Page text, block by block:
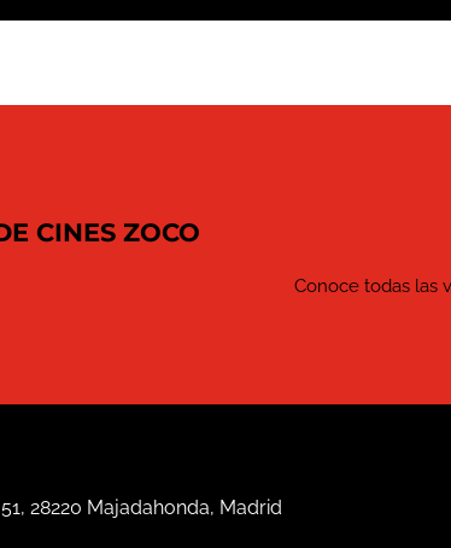
CINES ZOCO
Conoce todas las
28220 Majadahonda, Madrid